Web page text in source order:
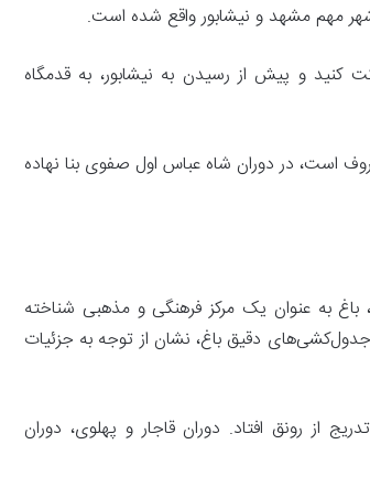
شهر مهم مشهد و نیشابور واقع شده است.
کنید و پیش از رسیدن به نیشابور، به قدمگاه
است، در دوران شاه عباس اول صفوی بنا نهاده
باغ به عنوان یک مرکز فرهنگی و مذهبی شناخته
دقیق باغ، نشان از توجه به جزئیات
از رونق افتاد. دوران قاجار و پهلوی، دوران